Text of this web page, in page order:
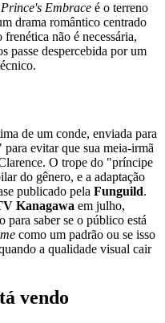
Embrace é o terreno
drama romântico centrado
não é necessária,
passe despercebida por um
de um conde, enviada para
evitar que sua meia-irmã
O trope do "príncipe
do gênero, e a adaptação
publicado pela Funguild.
Kanagawa em julho,
para saber se o público está
como um padrão ou se isso
a qualidade visual cair
vendo